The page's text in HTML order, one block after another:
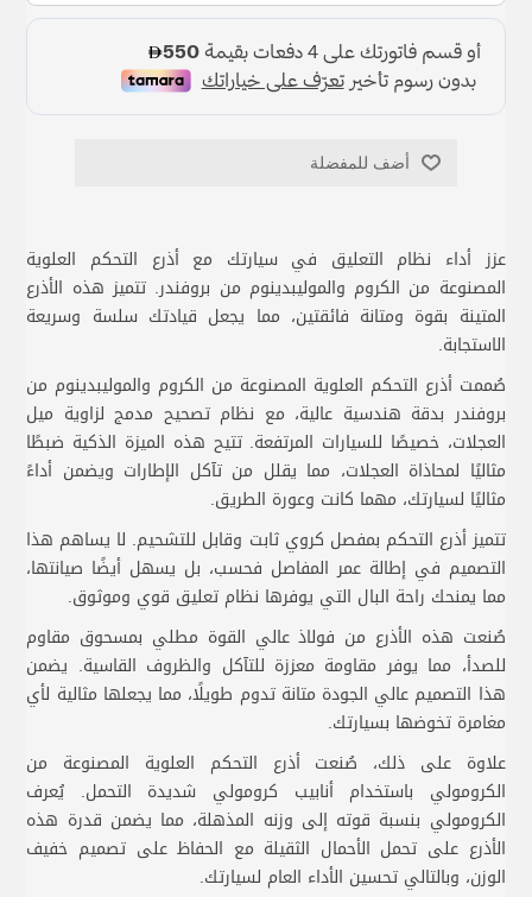
أضف للمفضلة
عزز أداء نظام التعليق في سيارتك مع أذرع التحكم العلوية
المصنوعة من الكروم والموليبدينوم من بروفندر. تتميز هذه الأذرع
المتينة بقوة ومتانة فائقتين، مما يجعل قيادتك سلسة وسريعة
الاستجابة.
صُممت أذرع التحكم العلوية المصنوعة من الكروم والموليبدينوم من
بروفندر بدقة هندسية عالية، مع نظام تصحيح مدمج لزاوية ميل
العجلات، خصيصًا للسيارات المرتفعة. تتيح هذه الميزة الذكية ضبطًا
مثاليًا لمحاذاة العجلات، مما يقلل من تآكل الإطارات ويضمن أداءً
مثاليًا لسيارتك، مهما كانت وعورة الطريق.
تتميز أذرع التحكم بمفصل كروي ثابت وقابل للتشحيم. لا يساهم هذا
التصميم في إطالة عمر المفاصل فحسب، بل يسهل أيضًا صيانتها،
مما يمنحك راحة البال التي يوفرها نظام تعليق قوي وموثوق.
صُنعت هذه الأذرع من فولاذ عالي القوة مطلي بمسحوق مقاوم
للصدأ، مما يوفر مقاومة معززة للتآكل والظروف القاسية. يضمن
هذا التصميم عالي الجودة متانة تدوم طويلًا، مما يجعلها مثالية لأي
مغامرة تخوضها بسيارتك.
علاوة على ذلك، صُنعت أذرع التحكم العلوية المصنوعة من
الكرومولي باستخدام أنابيب كرومولي شديدة التحمل. يُعرف
الكرومولي بنسبة قوته إلى وزنه المذهلة، مما يضمن قدرة هذه
الأذرع على تحمل الأحمال الثقيلة مع الحفاظ على تصميم خفيف
الوزن، وبالتالي تحسين الأداء العام لسيارتك.